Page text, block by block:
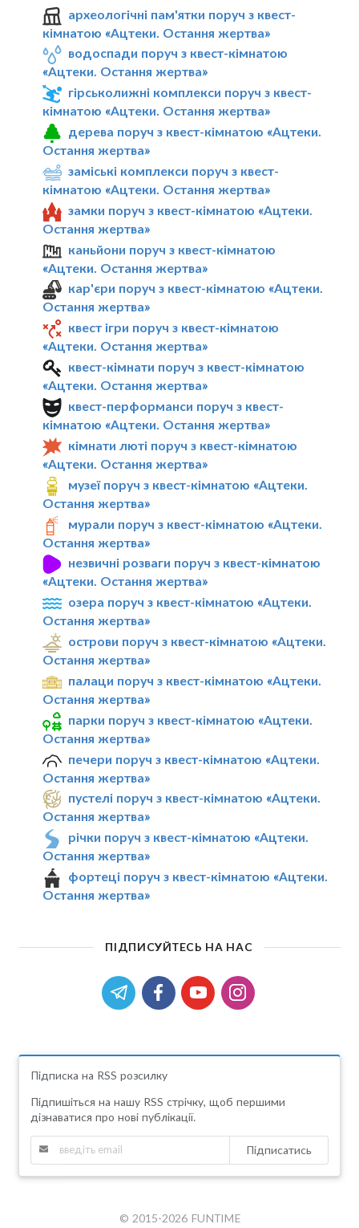
археологічні пам'ятки поруч з квест-
кімнатою «Ацтеки. Остання жертва»
водоспади поруч з квест-кімнатою
«Ацтеки. Остання жертва»
гірськолижні комплекси поруч з квест-
кімнатою «Ацтеки. Остання жертва»
дерева поруч з квест-кімнатою «Ацтеки.
Остання жертва»
заміські комплекси поруч з квест-
кімнатою «Ацтеки. Остання жертва»
замки поруч з квест-кімнатою «Ацтеки.
Остання жертва»
каньйони поруч з квест-кімнатою
«Ацтеки. Остання жертва»
кар'єри поруч з квест-кімнатою «Ацтеки.
Остання жертва»
квест ігри поруч з квест-кімнатою
«Ацтеки. Остання жертва»
квест-кімнати поруч з квест-кімнатою
«Ацтеки. Остання жертва»
квест-перформанси поруч з квест-
кімнатою «Ацтеки. Остання жертва»
кімнати люті поруч з квест-кімнатою
«Ацтеки. Остання жертва»
музеї поруч з квест-кімнатою «Ацтеки.
Остання жертва»
мурали поруч з квест-кімнатою «Ацтеки.
Остання жертва»
незвичні розваги поруч з квест-кімнатою
«Ацтеки. Остання жертва»
озера поруч з квест-кімнатою «Ацтеки.
Остання жертва»
острови поруч з квест-кімнатою «Ацтеки.
Остання жертва»
палаци поруч з квест-кімнатою «Ацтеки.
Остання жертва»
парки поруч з квест-кімнатою «Ацтеки.
Остання жертва»
печери поруч з квест-кімнатою «Ацтеки.
Остання жертва»
пустелі поруч з квест-кімнатою «Ацтеки.
Остання жертва»
річки поруч з квест-кімнатою «Ацтеки.
Остання жертва»
фортеці поруч з квест-кімнатою «Ацтеки.
Остання жертва»
ПІДПИСУЙТЕСЬ НА НАС
Підписка на RSS розсилку
Підпишіться на нашу RSS стрічку, щоб першими
дізнаватися про нові публікації.
Підписатись
© 2015-2026 FUNTIME